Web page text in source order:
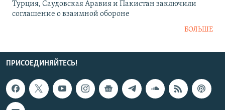
Турция, Саудовская Аравия и Пакистан заключили
соглашение о взаимной обороне
БОЛЬШЕ
ПРИСОЕДИНЯЙТЕСЬ!